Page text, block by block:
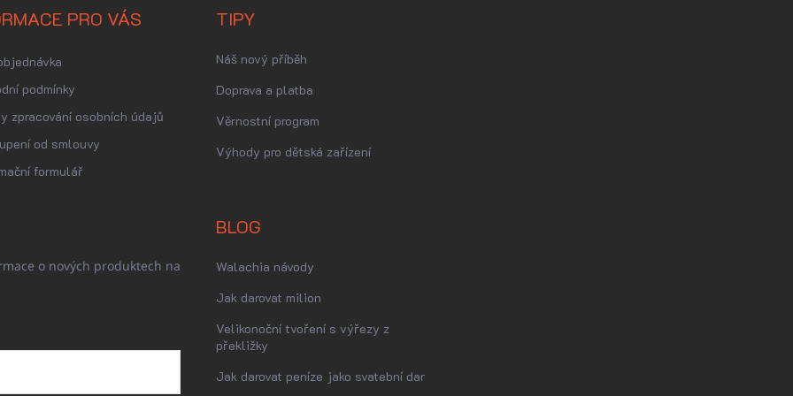
PRO VÁS
podmínky
zpracování osobních údajů
od smlouvy
formulář
TIPY
Náš nový příběh
Doprava a platba
Věrnostní program
Výhody pro dětská zařízení
o nových produktech na
BLOG
Walachia návody
Jak darovat milion
Velikonoční tvoření s výřezy z
překližky
Jak darovat peníze jako svatební dar